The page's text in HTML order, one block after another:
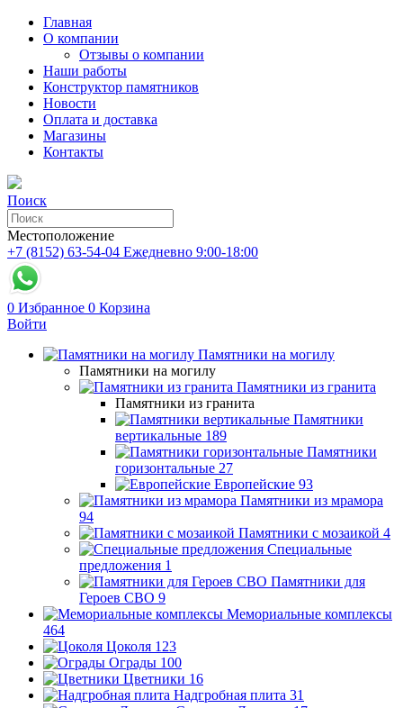
Главная
О компании
Отзывы о компании
Наши работы
Конструктор памятников
Новости
Оплата и доставка
Магазины
Контакты
Поиск
Местоположение
+7 (8152) 63-54-04 Ежедневно 9:00-18:00
0 Избранное 0 Корзина
Войти
Памятники на могилу
Памятники на могилу
Памятники из гранита
Памятники из гранита
Памятники
вертикальные 189
Памятники
горизонтальные 27
Европейские 93
Памятники из мрамора
94
Памятники с мозаикой 4
Специальные
предложения 1
Памятники для
Героев СВО 9
Мемориальные комплексы
464
Цоколя 123
Ограды 100
Цветники 16
Надгробная плита 31